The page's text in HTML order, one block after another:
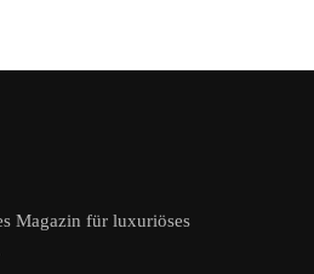
Magazin für luxuriöses